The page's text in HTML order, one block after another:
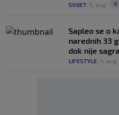
SVIJET 5. aug. 0
Saplео se o
narednih 33
dok nije
LIFESTYLE 4. aug.